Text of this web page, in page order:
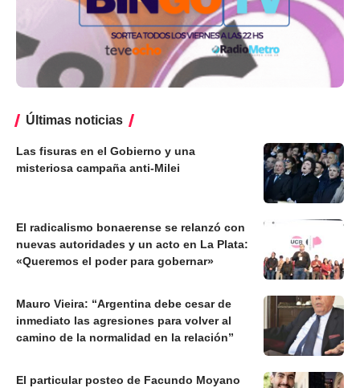
Últimas noticias
Las fisuras en el Gobierno y una
misteriosa campaña anti-Milei
El radicalismo bonaerense se relanzó con
nuevas autoridades y un acto en La Plata:
«Queremos el poder para gobernar»
Mauro Vieira: “Argentina debe cesar de
inmediato las agresiones para volver al
camino de la normalidad en la relación”
El particular posteo de Facundo Moyano